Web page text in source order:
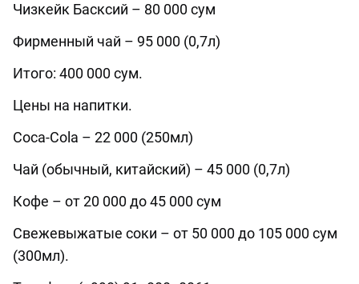
Чизкейк Басксий – 80 000 сум
Фирменный чай – 95 000 (0,7л)
Итого: 400 000 сум.
Цены на напитки.
Coca-Cola – 22 000 (250мл)
Чай (обычный, китайский) – 45 000 (0,7л)
Кофе – от 20 000 до 45 000 сум
Свежевыжатые соки – от 50 000 до 105 000 сум
(300мл).